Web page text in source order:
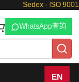
Sedex · ISO 9001
WhatsApp查詢
EN